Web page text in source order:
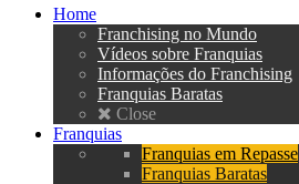
Home
Franchising no Mundo
Vídeos sobre Franquias
Informações do Franchising
Franquias Baratas
Close
Franquias
Franquias em Repasse
Franquias Baratas